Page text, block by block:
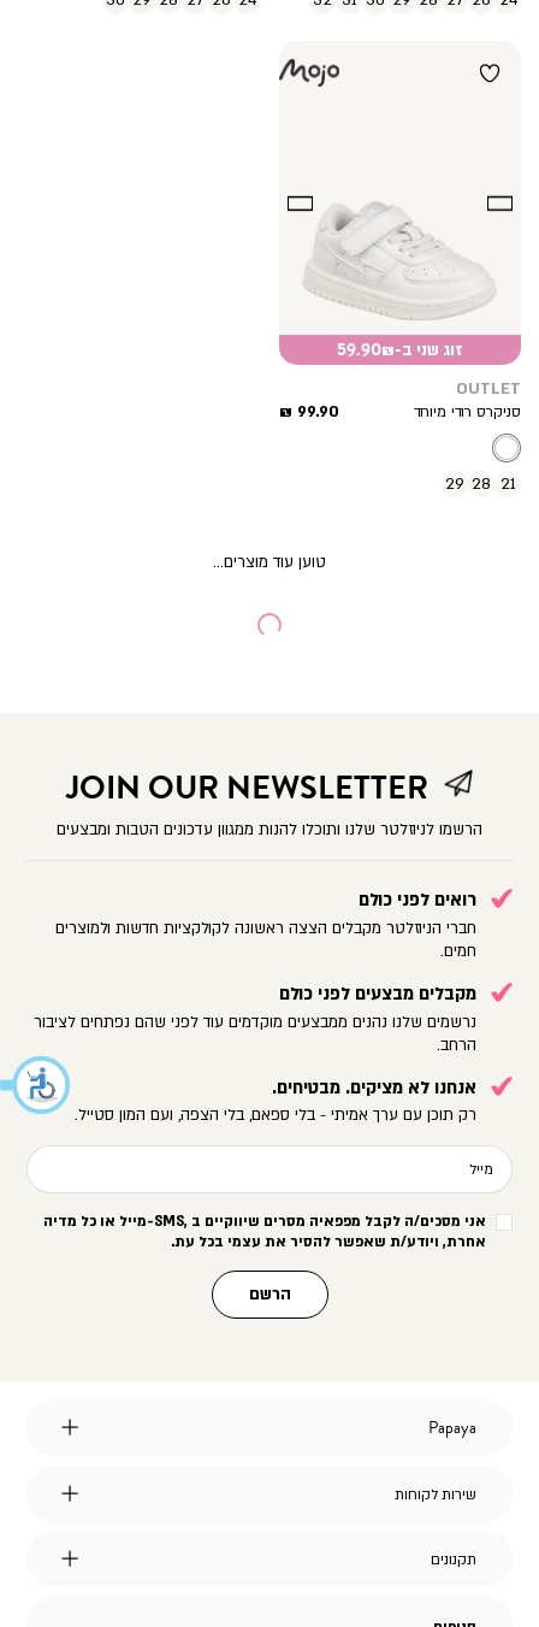
זוג שני ב-59.90₪
OUTLET
סניקרס רודי מיוחד
מחיר
99.90 ₪
21
28
29
JOIN OUR NEWSLETTER
הרשמו לניוזלטר שלנו ותוכלו להנות ממגוון עדכונים הטבות ומבצעים
רואים לפני כולם
חברי הניוזלטר מקבלים הצצה ראשונה לקולקציות חדשות ולמוצרים
חמים.
מקבלים מבצעים לפני כולם
נרשמים שלנו נהנים ממבצעים מוקדמים עוד לפני שהם נפתחים לציבור
הרחב.
אנחנו לא מציקים. מבטיחים.
רק תוכן עם ערך אמיתי - בלי ספאם, בלי הצפה, ועם המון סטייל.
מייל
אני מסכים/ה לקבל מפפאיה מסרים שיווקיים ב -SMS,מייל או כל מדיה
אחרת, ויודע/ת שאפשר להסיר את עצמי בכל עת.
הרשם
Papaya
Papaya
הצהרת נגישות
שירות
שירות לקוחות
משלוחים
תקנונים
תקנונים